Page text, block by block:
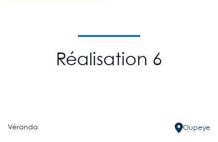
Réalisation 6
Véranda Oupeye